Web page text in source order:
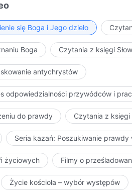
się Boga i Jego dzieło
Boga Czytania z księgi
antychrystów
odpowiedzialności przywódców i
do prawdy Czytania z księgi
Seria kazań: Poszukiwanie prawdy
życiowych Filmy o
Życie kościoła – wybór występów